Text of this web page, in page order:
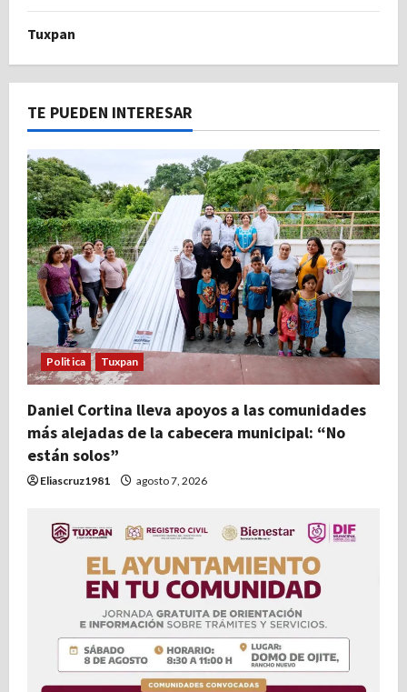
Tuxpan
TE PUEDEN INTERESAR
Politica Tuxpan
Daniel Cortina lleva apoyos a las comunidades
más alejadas de la cabecera municipal: “No
están solos”
Eliascruz1981 agosto 7, 2026